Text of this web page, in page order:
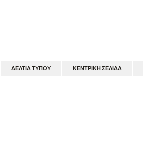
ΔΕΛΤΊΑ ΤΎΠΟΥ ΚΕΝΤΡΙΚΉ ΣΕΛΊΔΑ